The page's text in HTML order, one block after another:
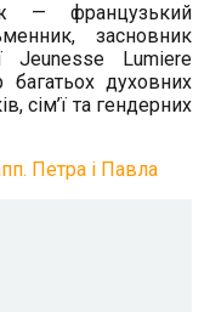
— французький
засновник
Jeunesse Lumiere
багатьох духовних
сім’ї та гендерних
Петра і Павла